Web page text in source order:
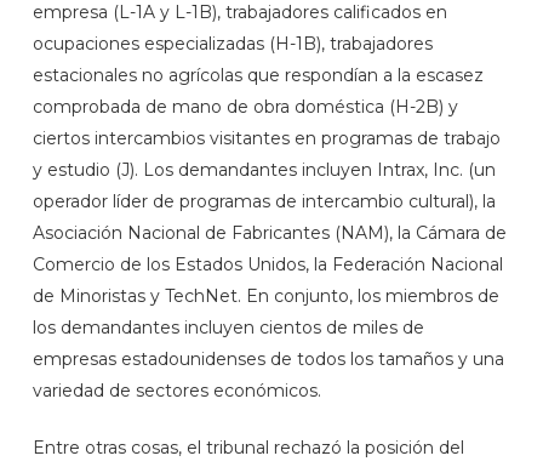
empresa (L-1A y L-1B), trabajadores calificados en
ocupaciones especializadas (H-1B), trabajadores
estacionales no agrícolas que respondían a la escasez
comprobada de mano de obra doméstica (H-2B) y
ciertos intercambios visitantes en programas de trabajo
y estudio (J). Los demandantes incluyen Intrax, Inc. (un
operador líder de programas de intercambio cultural), la
Asociación Nacional de Fabricantes (NAM), la Cámara de
Comercio de los Estados Unidos, la Federación Nacional
de Minoristas y TechNet. En conjunto, los miembros de
los demandantes incluyen cientos de miles de
empresas estadounidenses de todos los tamaños y una
variedad de sectores económicos.
Entre otras cosas, el tribunal rechazó la posición del